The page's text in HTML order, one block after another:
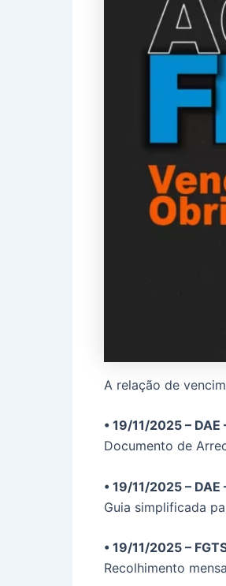
A relação de
• 19/11/2025 –
Documento de
• 19/11/2025 – DAE
Guia simplificada
• 19/11/2025 –
Recolhimento